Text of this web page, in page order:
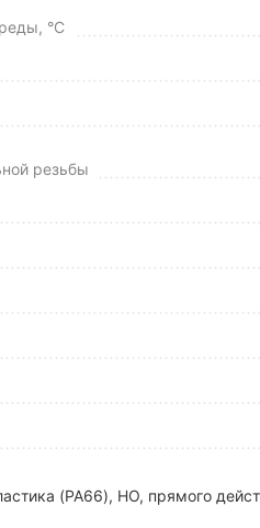
°C
резьбы
(PA66), НО, прямого